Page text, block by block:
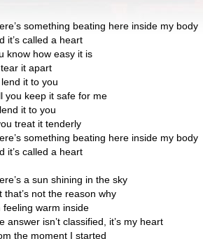
something beating here inside my body
it’s called a heart
know how easy it is
it apart
it to you
you keep it safe for me
lend it to you
treat it tenderly
something beating here inside my body
it’s called a heart
a sun shining in the sky
that’s not the reason why
feeling warm inside
answer isn’t classified, it’s my heart
the moment I started